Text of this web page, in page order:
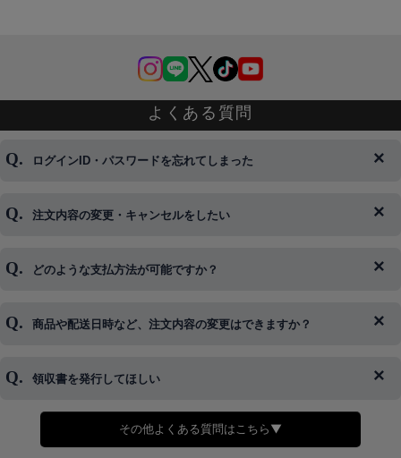
よくある質問
ログインID・パスワードを忘れてしまった
◆下記ページより、ログインIDの変更が可能です。
注文内容の変更・キャンセルをしたい
◆即日発送を行なっている関係上、午後以降のご連絡やキャンセル
※発送後、発送準備が完了しお手続きが間に合わない場合は変更、
どのような支払方法が可能ですか？
◆代金引換・クレジットカード・携帯キャリア決済・おねだり決
商品や配送日時など、注文内容の変更はできますか？
◆商品発送前の変更は承っております。
さい。
領収書を発行してほしい
◆領収書はご希望頂いた場合のみ発行しております。
その他よくある質問はこちら▼